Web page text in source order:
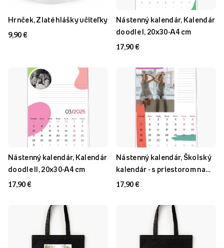
Hrnček, Zlaté hlášky učiteľky
9,90 €
Nástenný kalendár, Kalendár
doodle I, 20x30-A4 cm
17,90 €
Nástenný kalendár, Kalendár
doodle II, 20x30-A4 cm
17,90 €
Nástenný kalendár, Školský
kalendár - s priestorom na
poznámky, 20x30-A4 cm
17,90 €